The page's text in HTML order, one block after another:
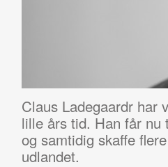
Claus Ladegaardr
lille års tid. Han får nu
og samtidig skaffe
udlandet.